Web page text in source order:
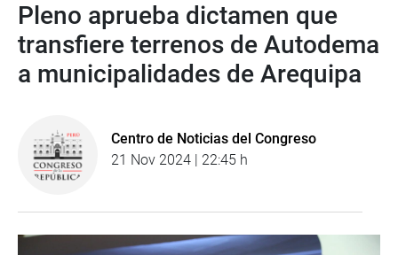
Pleno aprueba dictamen que
transfiere terrenos de Autodema
a municipalidades de Arequipa
Centro de Noticias del Congreso
21 Nov 2024 | 22:45 h